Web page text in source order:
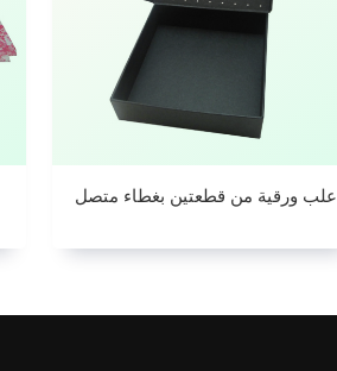
علب ورقية من قطعتين بغطاء متصل